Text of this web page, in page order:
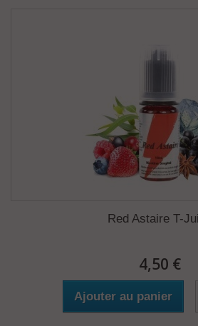
Red Astaire T-
4,50 €
Ajouter au panier